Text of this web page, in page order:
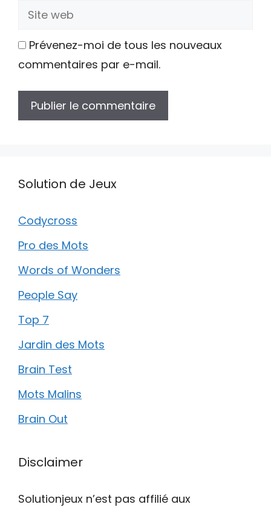
Site
Prévenez-moi de tous les nouveaux
commentaires par e-mail.
Solution de Jeux
Codycross
Pro des Mots
Words of Wonders
People Say
Top 7
Jardin des Mots
Brain Test
Mots Malins
Brain Out
Disclaimer
Solutionjeux n’est pas affilié aux